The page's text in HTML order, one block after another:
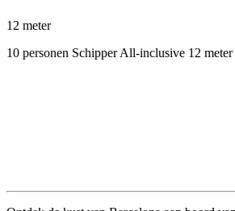
12 meter
10 personen Schipper All-inclusive 12 meter